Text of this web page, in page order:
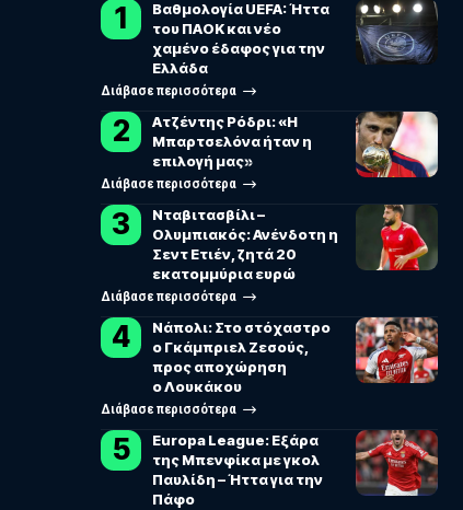
Βαθμολογία UEFA: Ήττα
του ΠΑΟΚ και νέο
χαμένο έδαφος για την
Ελλάδα
Διάβασε περισσότερα
Ατζέντης Ρόδρι: «Η
Μπαρτσελόνα ήταν η
επιλογή μας»
Διάβασε περισσότερα
Νταβιτασβίλι –
Ολυμπιακός: Ανένδοτη η
Σεντ Ετιέν, ζητά 20
εκατομμύρια ευρώ
Διάβασε περισσότερα
Νάπολι: Στο στόχαστρο
ο Γκάμπριελ Ζεσούς,
προς αποχώρηση
ο Λουκάκου
Διάβασε περισσότερα
Europa League: Εξάρα
της Μπενφίκα με γκολ
Παυλίδη – Ήττα για την
Πάφο